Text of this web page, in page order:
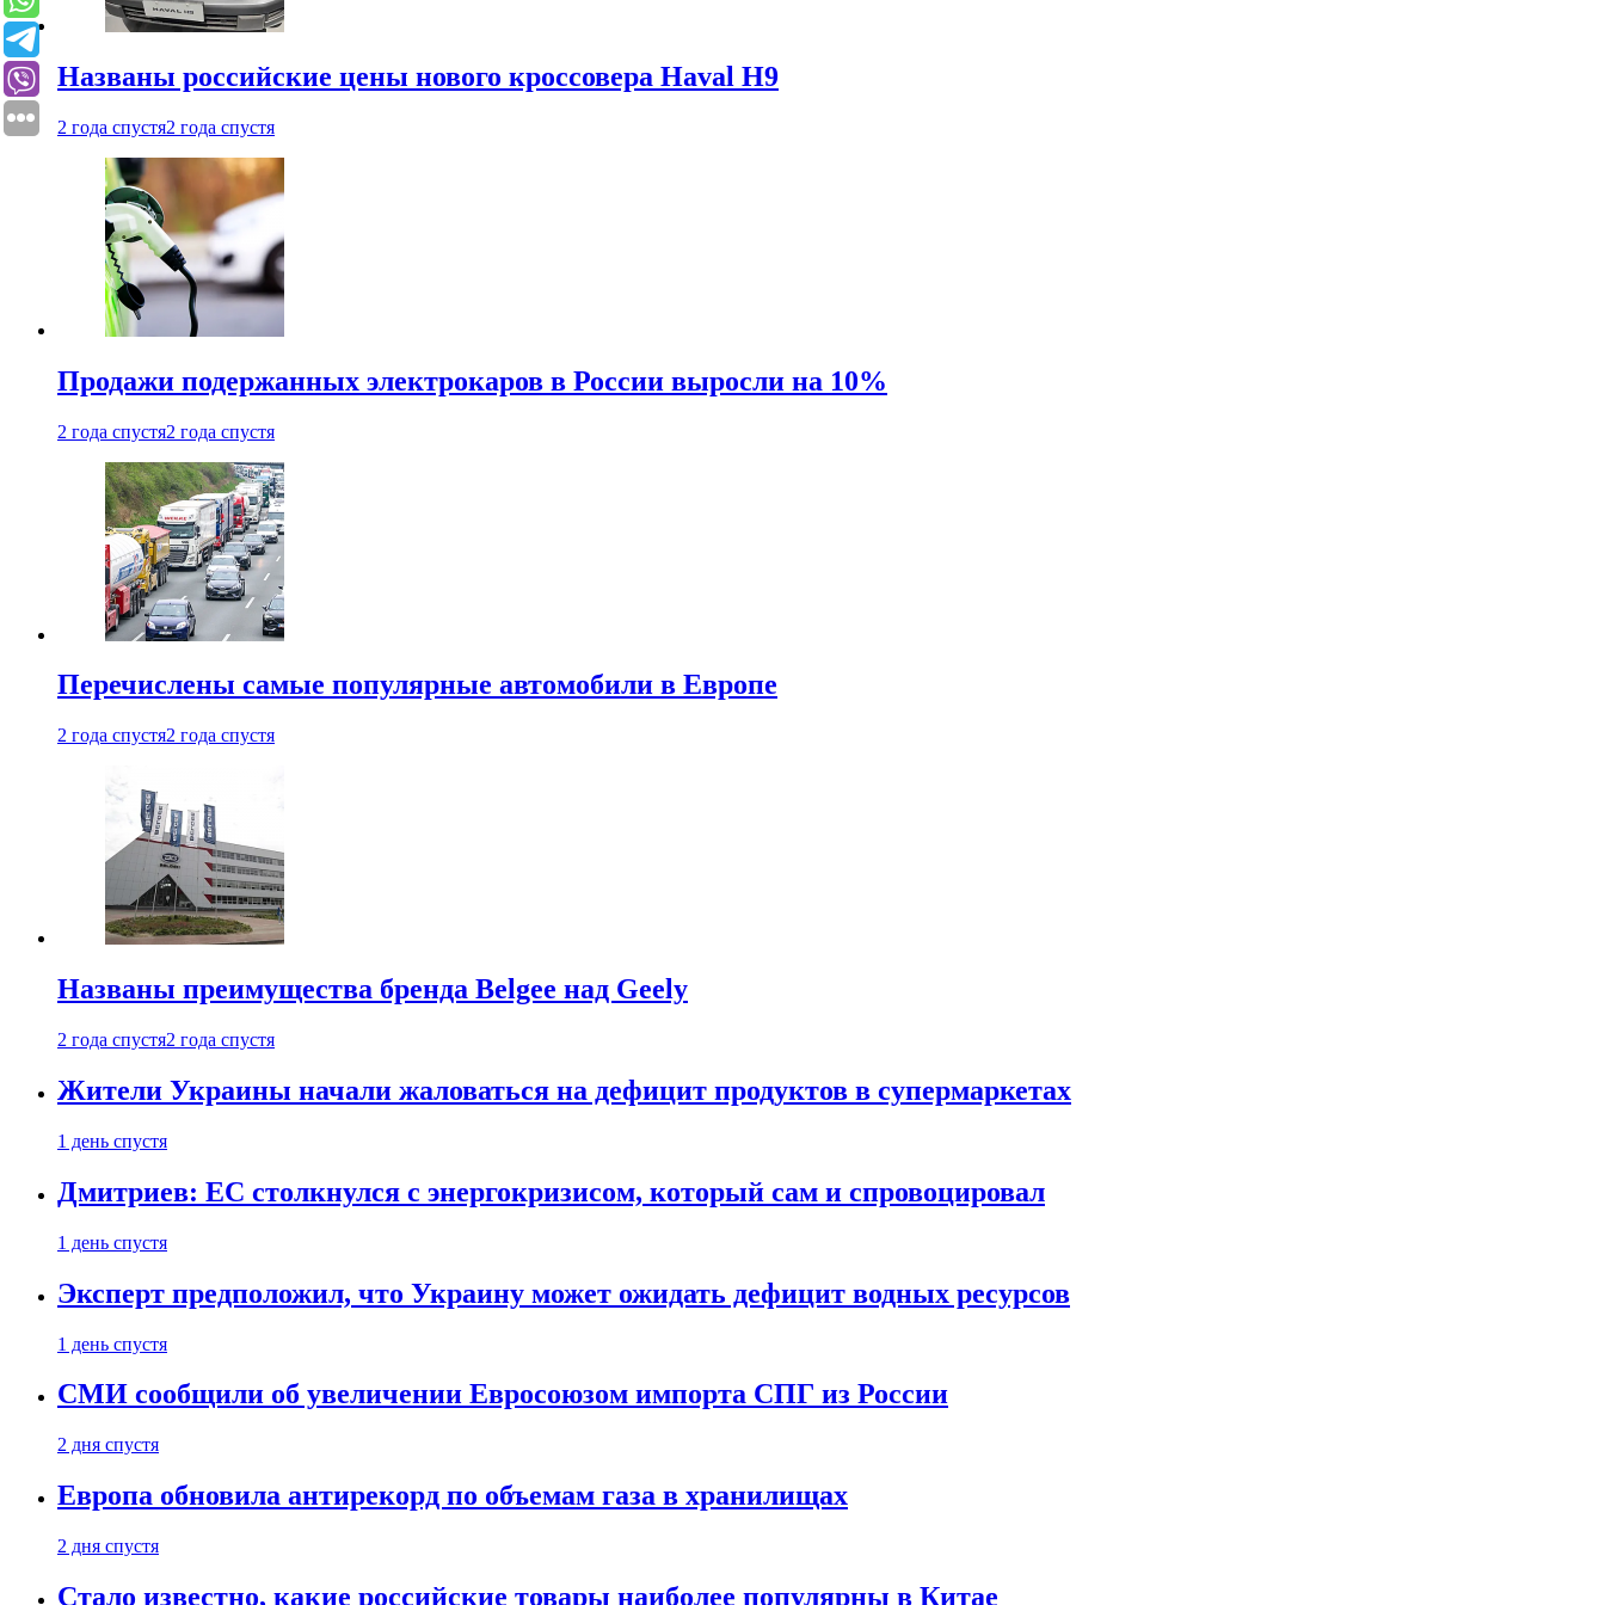
Названы российские цены нового кроссовера Haval H9
2 года спустя2 года спустя
Продажи подержанных электрокаров в России выросли на 10%
2 года спустя2 года спустя
Перечислены самые популярные автомобили в Европе
2 года спустя2 года спустя
Названы преимущества бренда Belgee над Geely
2 года спустя2 года спустя
Жители Украины начали жаловаться на дефицит продуктов в супермаркетах
1 день спустя
Дмитриев: ЕС столкнулся с энергокризисом, который сам и спровоцировал
1 день спустя
Эксперт предположил, что Украину может ожидать дефицит водных ресурсов
1 день спустя
СМИ сообщили об увеличении Евросоюзом импорта СПГ из России
2 дня спустя
Европа обновила антирекорд по объемам газа в хранилищах
2 дня спустя
Стало известно, какие российские товары наиболее популярны в Китае